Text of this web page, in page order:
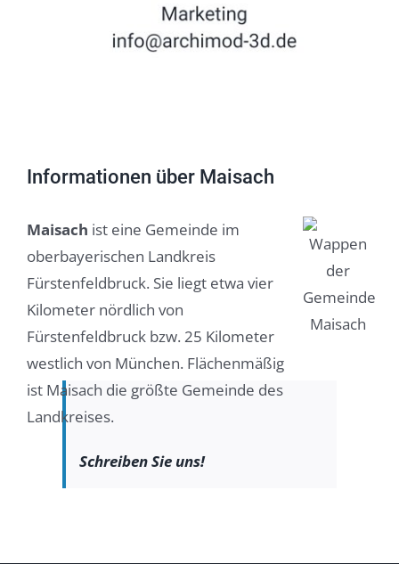
Informationen über Maisach
Maisach ist eine Gemeinde im
oberbayerischen Landkreis
Fürstenfeldbruck. Sie liegt etwa vier
Kilometer nördlich von
Fürstenfeldbruck bzw. 25 Kilometer
westlich von München. Flächenmäßig
ist Maisach die größte Gemeinde des
Landkreises.
Schreiben Sie uns!